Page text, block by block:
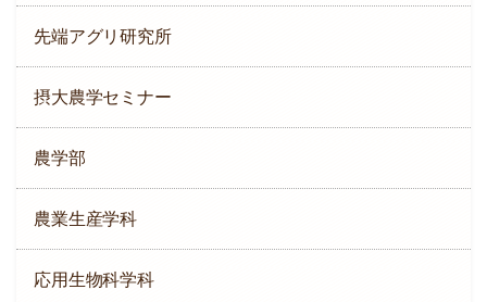
先端アグリ研究所
摂大農学セミナー
農学部
農業生産学科
応用生物科学科